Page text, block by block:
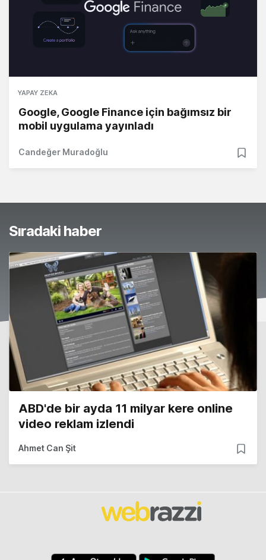
YAPAY ZEKA
Google, Google Finance için bağımsız bir
mobil uygulama yayınladı
Candeğer Muradoğlu
Sıradaki haber
ABD'de bir ayda 11 milyar kere online
video reklam izlendi
Ahmet Can Şit